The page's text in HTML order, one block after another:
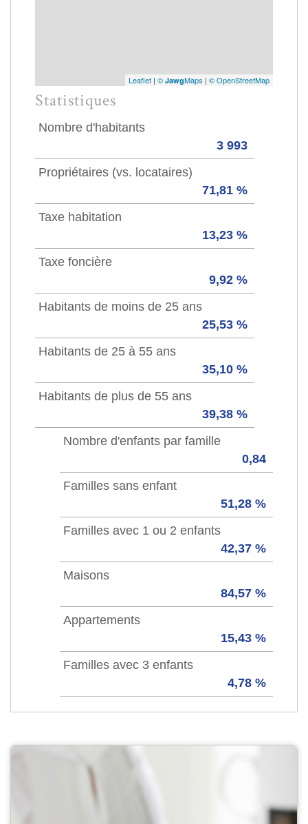
Leaflet | © JawgMaps | © OpenStreetMap
Statistiques
Nombre d'habitants
3 993
Propriétaires (vs. locataires)
71,81 %
Taxe habitation
13,23 %
Taxe foncière
9,92 %
Habitants de moins de 25 ans
25,53 %
Habitants de 25 à 55 ans
35,10 %
Habitants de plus de 55 ans
39,38 %
Nombre d'enfants par famille
0,84
Familles sans enfant
51,28 %
Familles avec 1 ou 2 enfants
42,37 %
Maisons
84,57 %
Appartements
15,43 %
Familles avec 3 enfants
4,78 %